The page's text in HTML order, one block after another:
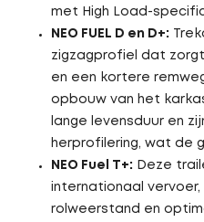
met High Load-
NEO FUEL D en D+:
zigzagprofiel dat
en een kortere
opbouw van het
lange levensduur en
herprofilering, wat de
NEO Fuel T+: Deze
internationaal
rolweerstand en